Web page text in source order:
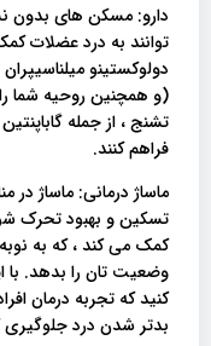
دارو: مسکن های بدون
توانند به درد عضلات
دولوکستینو
(و همچنین روحیه شما
تشنج ، از جمله
فراهم کنند.
ماساژ درمانی: ماساژ در
تسکین و بهبود تحرک
کمک می کند ، که به
وضعیت تان را بدهد. با
کنید که تجربه درمان
بدتر شدن درد جلوگیری